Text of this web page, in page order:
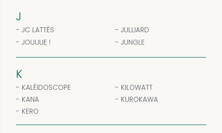
J
JC LATTÈS
JOUUUE !
JULLIARD
JUNGLE
K
KALÉIDOSCOPE
KANA
KERO
KILOWATT
KUROKAWA